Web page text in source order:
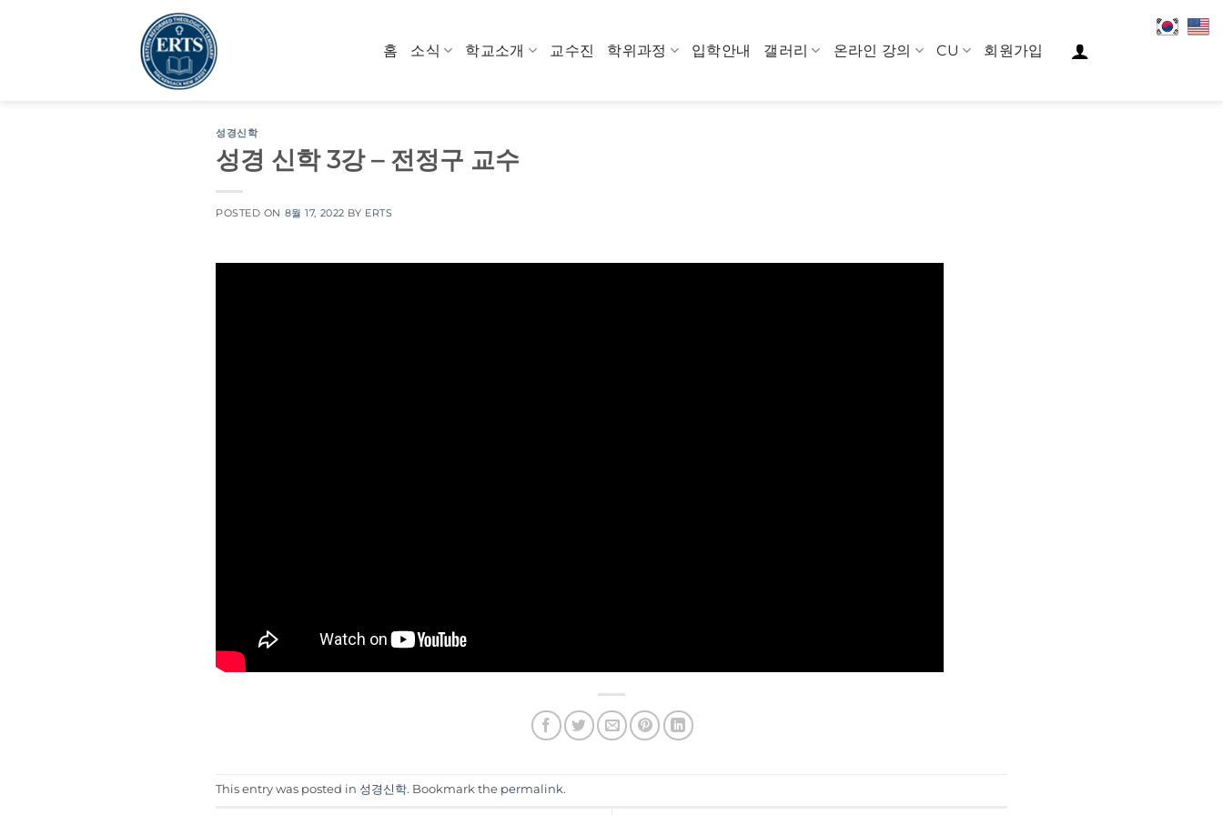
홈 소식 학교소개 교수진 학위과정 입학안내 갤러리 온라인 강의 CU 회원가입
성경신학
성경 신학 3강 – 전정구 교수
POSTED ON 8월 17, 2022 BY ERTS
This entry was posted in 성경신학. Bookmark the permalink.